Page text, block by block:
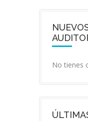
No tienes